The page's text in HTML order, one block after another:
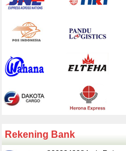
Rekening Bank